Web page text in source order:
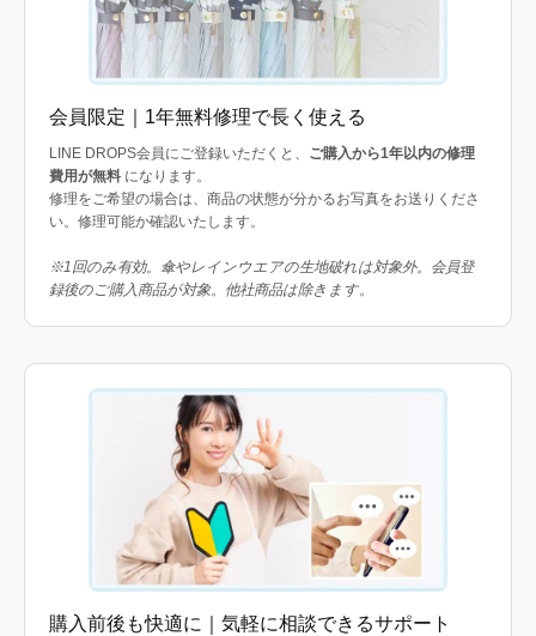
会員限定｜1年無料修理で長く使える
LINE DROPS会員にご登録いただくと、 ご購入から1年以内の修理
費用が無料 になります。
修理をご希望の場合は、商品の状態が分かるお写真をお送りくださ
い。修理可能か確認いたします。
※1回のみ有効。傘やレインウエアの生地破れは対象外。会員登
録後のご購入商品が対象。他社商品は除きます。
購入前後も快適に｜気軽に相談できるサポート